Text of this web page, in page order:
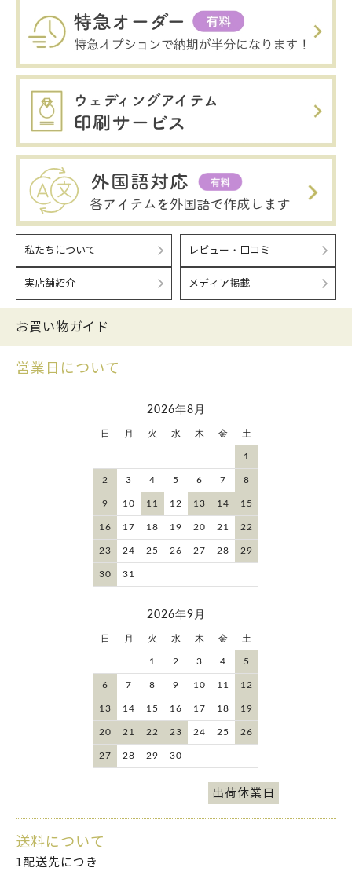
私たちについて レビュー・口コミ
実店舗紹介 メディア掲載
お買い物ガイド
営業日について
2026年8月
日 月 火 水 木 金 土
1
2 3 4 5 6 7 8
9 10 11 12 13 14 15
16 17 18 19 20 21 22
23 24 25 26 27 28 29
30 31
2026年9月
日 月 火 水 木 金 土
1 2 3 4 5
6 7 8 9 10 11 12
13 14 15 16 17 18 19
20 21 22 23 24 25 26
27 28 29 30
出荷休業日
送料について
1配送先につき